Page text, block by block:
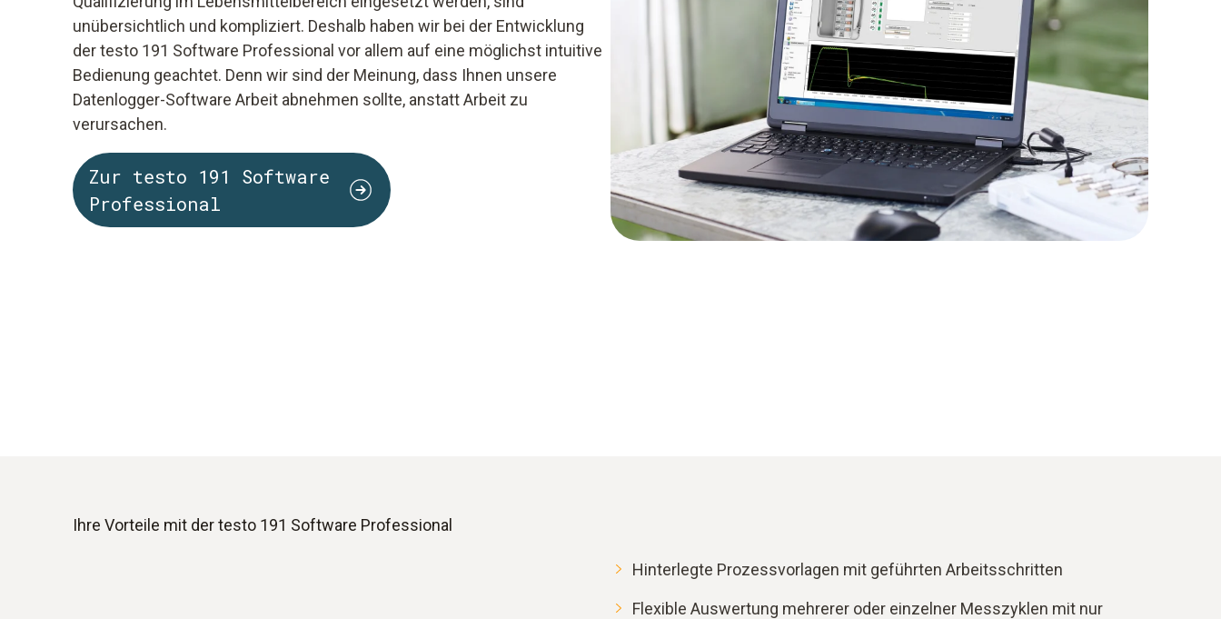
unübersichtlich und kompliziert. Deshalb haben wir bei der Entwicklung
der testo 191 Software Professional vor allem auf eine möglichst intuitive
Bedienung geachtet. Denn wir sind der Meinung, dass Ihnen unsere
Datenlogger-Software Arbeit abnehmen sollte, anstatt Arbeit zu
verursachen.
Zur testo 191 Software
Professional
Ihre Vorteile mit der testo 191 Software Professional
Hinterlegte Prozessvorlagen mit geführten Arbeitsschritten
Flexible Auswertung mehrerer oder einzelner Messzyklen mit nur